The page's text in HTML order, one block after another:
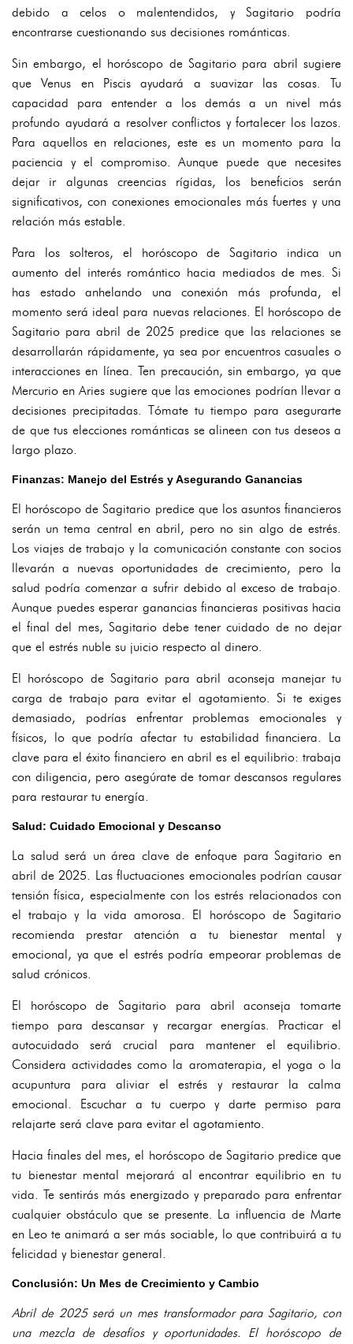
debido a celos o malentendidos, y Sagitario podría
encontrarse cuestionando sus decisiones románticas.
Sin embargo, el horóscopo de Sagitario para abril sugiere
que Venus en Piscis ayudará a suavizar las cosas. Tu
capacidad para entender a los demás a un nivel más
profundo ayudará a resolver conflictos y fortalecer los lazos.
Para aquellos en relaciones, este es un momento para la
paciencia y el compromiso. Aunque puede que necesites
dejar ir algunas creencias rígidas, los beneficios serán
significativos, con conexiones emocionales más fuertes y una
relación más estable.
Para los solteros, el horóscopo de Sagitario indica un
aumento del interés romántico hacia mediados de mes. Si
has estado anhelando una conexión más profunda, el
momento será ideal para nuevas relaciones. El horóscopo de
Sagitario para abril de 2025 predice que las relaciones se
desarrollarán rápidamente, ya sea por encuentros casuales o
interacciones en línea. Ten precaución, sin embargo, ya que
Mercurio en Aries sugiere que las emociones podrían llevar a
decisiones precipitadas. Tómate tu tiempo para asegurarte
de que tus elecciones románticas se alineen con tus deseos a
largo plazo.
Finanzas: Manejo del Estrés y Asegurando Ganancias
El horóscopo de Sagitario predice que los asuntos financieros
serán un tema central en abril, pero no sin algo de estrés.
Los viajes de trabajo y la comunicación constante con socios
llevarán a nuevas oportunidades de crecimiento, pero la
salud podría comenzar a sufrir debido al exceso de trabajo.
Aunque puedes esperar ganancias financieras positivas hacia
el final del mes, Sagitario debe tener cuidado de no dejar
que el estrés nuble su juicio respecto al dinero.
El horóscopo de Sagitario para abril aconseja manejar tu
carga de trabajo para evitar el agotamiento. Si te exiges
demasiado, podrías enfrentar problemas emocionales y
físicos, lo que podría afectar tu estabilidad financiera. La
clave para el éxito financiero en abril es el equilibrio: trabaja
con diligencia, pero asegúrate de tomar descansos regulares
para restaurar tu energía.
Salud: Cuidado Emocional y Descanso
La salud será un área clave de enfoque para Sagitario en
abril de 2025. Las fluctuaciones emocionales podrían causar
tensión física, especialmente con los estrés relacionados con
el trabajo y la vida amorosa. El horóscopo de Sagitario
recomienda prestar atención a tu bienestar mental y
emocional, ya que el estrés podría empeorar problemas de
salud crónicos.
El horóscopo de Sagitario para abril aconseja tomarte
tiempo para descansar y recargar energías. Practicar el
autocuidado será crucial para mantener el equilibrio.
Considera actividades como la aromaterapia, el yoga o la
acupuntura para aliviar el estrés y restaurar la calma
emocional. Escuchar a tu cuerpo y darte permiso para
relajarte será clave para evitar el agotamiento.
Hacia finales del mes, el horóscopo de Sagitario predice que
tu bienestar mental mejorará al encontrar equilibrio en tu
vida. Te sentirás más energizado y preparado para enfrentar
cualquier obstáculo que se presente. La influencia de Marte
en Leo te animará a ser más sociable, lo que contribuirá a tu
felicidad y bienestar general.
Conclusión: Un Mes de Crecimiento y Cambio
Abril de 2025 será un mes transformador para Sagitario, con
una mezcla de desafíos y oportunidades. El horóscopo de